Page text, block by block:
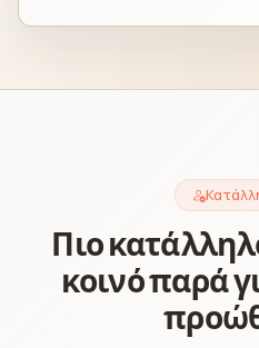
Πιο
κοινό παρά